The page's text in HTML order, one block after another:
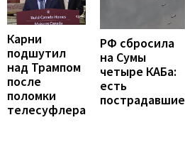
Карни
подшутил
над Трампом
после
поломки
телесуфлера
РФ сбросила
на Сумы
четыре КАБа:
есть
пострадавшие